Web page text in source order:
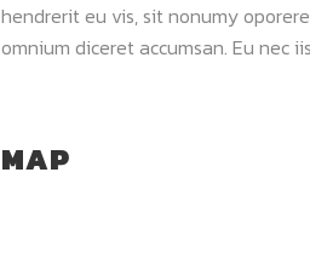
hendrerit eu vis, sit nonumy
omnium diceret accumsan. Eu nec
MAP